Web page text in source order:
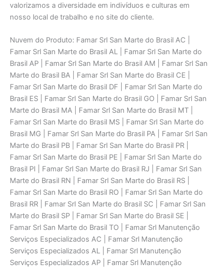
valorizamos a diversidade em indivíduos e culturas em
nosso local de trabalho e no site do cliente.
Nuvem do Produto: Famar Srl San Marte do Brasil AC |
Famar Srl San Marte do Brasil AL | Famar Srl San Marte do
Brasil AP | Famar Srl San Marte do Brasil AM | Famar Srl San
Marte do Brasil BA | Famar Srl San Marte do Brasil CE |
Famar Srl San Marte do Brasil DF | Famar Srl San Marte do
Brasil ES | Famar Srl San Marte do Brasil GO | Famar Srl San
Marte do Brasil MA | Famar Srl San Marte do Brasil MT |
Famar Srl San Marte do Brasil MS | Famar Srl San Marte do
Brasil MG | Famar Srl San Marte do Brasil PA | Famar Srl San
Marte do Brasil PB | Famar Srl San Marte do Brasil PR |
Famar Srl San Marte do Brasil PE | Famar Srl San Marte do
Brasil PI | Famar Srl San Marte do Brasil RJ | Famar Srl San
Marte do Brasil RN | Famar Srl San Marte do Brasil RS |
Famar Srl San Marte do Brasil RO | Famar Srl San Marte do
Brasil RR | Famar Srl San Marte do Brasil SC | Famar Srl San
Marte do Brasil SP | Famar Srl San Marte do Brasil SE |
Famar Srl San Marte do Brasil TO | Famar Srl Manutenção
Serviços Especializados AC | Famar Srl Manutenção
Serviços Especializados AL | Famar Srl Manutenção
Serviços Especializados AP | Famar Srl Manutenção